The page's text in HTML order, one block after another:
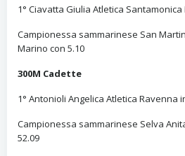
1° Ciavatta Giulia Atletica Santamonica
Campionessa sammarinese San
Marino con 5.10
300M Cadette
1° Antonioli Angelica Atletica Ravenna
Campionessa sammarinese Selva
52.09